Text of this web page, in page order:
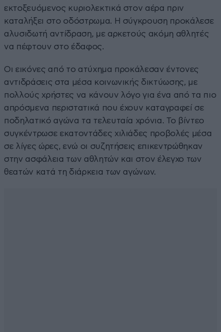
εκτοξευόμενος κυριολεκτικά στον αέρα πριν
καταλήξει στο οδόστρωμα. Η σύγκρουση προκάλεσε
αλυσιδωτή αντίδραση, με αρκετούς ακόμη αθλητές
να πέφτουν στο έδαφος.
Οι εικόνες από το ατύχημα προκάλεσαν έντονες
αντιδράσεις στα μέσα κοινωνικής δικτύωσης, με
πολλούς χρήστες να κάνουν λόγο για ένα από τα πιο
απρόσμενα περιστατικά που έχουν καταγραφεί σε
ποδηλατικό αγώνα τα τελευταία χρόνια. Το βίντεο
συγκέντρωσε εκατοντάδες χιλιάδες προβολές μέσα
σε λίγες ώρες, ενώ οι συζητήσεις επικεντρώθηκαν
στην ασφάλεια των αθλητών και στον έλεγχο των
θεατών κατά τη διάρκεια των αγώνων.